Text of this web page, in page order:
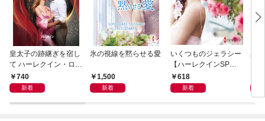
皇太子の跡継ぎを宿し
て ハーレクイン・ロマ
ンス～純潔のシンデレ
ラ～
740
新着
氷の視線を黙らせる愛
1,500
新着
いくつものジェラシー
【ハーレクインSP文
庫版】
618
新着
レ
ク